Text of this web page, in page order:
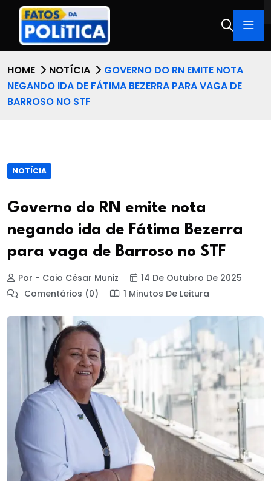
HOME NOTÍCIA
GOVERNO DO RN EMITE NOTA
NEGANDO IDA DE FÁTIMA BEZERRA PARA VAGA DE
BARROSO NO STF
NOTÍCIA
Governo do RN emite nota
negando ida de Fátima Bezerra
para vaga de Barroso no STF
Por - Caio César Muniz
14 De Outubro De 2025
Comentários (0)
1 Minutos De Leitura